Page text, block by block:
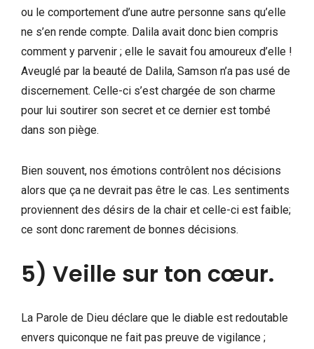
ou le comportement d’une autre personne sans qu’elle
ne s’en rende compte. Dalila avait donc bien compris
comment y parvenir ; elle le savait fou amoureux d’elle !
Aveuglé par la beauté de Dalila, Samson n’a pas usé de
discernement. Celle-ci s’est chargée de son charme
pour lui soutirer son secret et ce dernier est tombé
dans son piège.
Bien souvent, nos émotions contrôlent nos décisions
alors que ça ne devrait pas être le cas. Les sentiments
proviennent des désirs de la chair et celle-ci est faible;
ce sont donc rarement de bonnes décisions.
5) Veille sur ton cœur.
La Parole de Dieu déclare que le diable est redoutable
envers quiconque ne fait pas preuve de vigilance ;